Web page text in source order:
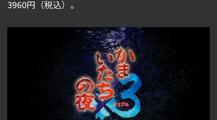
3960円（税込）。